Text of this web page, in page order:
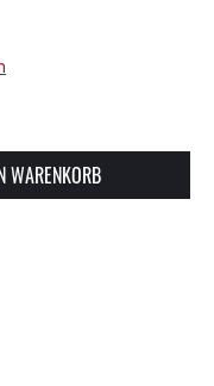
WARENKORB